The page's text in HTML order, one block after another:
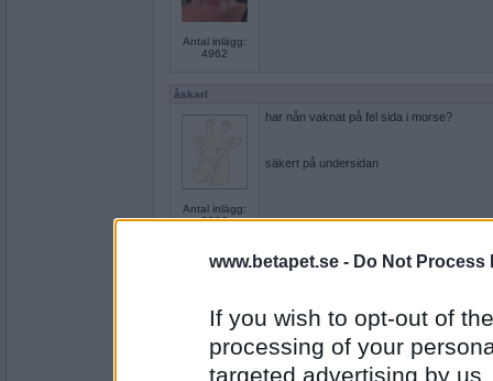
www.betapet.se - Do Not Process
If you wish to opt-out of
processing of your
targeted advertising by
Antal inlägg:
4962
åskarl
Antal inlägg:
5826
har nån vaknat på fel sida i morse?
säkert på undersidan
olausdotter
Då tar vi tagelskjortan på